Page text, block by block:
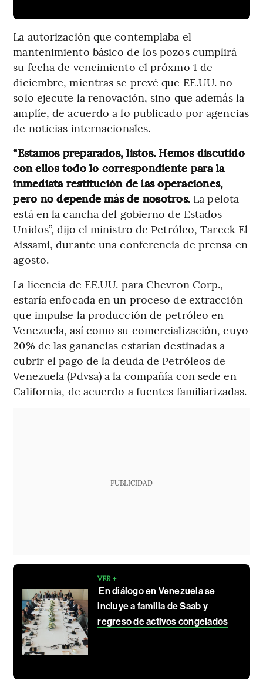
La autorización que contemplaba el
mantenimiento básico de los pozos cumplirá
su fecha de vencimiento el próxmo 1 de
diciembre, mientras se prevé que EE.UU. no
solo ejecute la renovación, sino que además la
amplíe, de acuerdo a lo publicado por agencias
de noticias internacionales.
“Estamos preparados, listos. Hemos discutido
con ellos todo lo correspondiente para la
inmediata restitución de las operaciones,
pero no depende más de nosotros. La pelota
está en la cancha del gobierno de Estados
Unidos”, dijo el ministro de Petróleo, Tareck El
Aissami, durante una conferencia de prensa en
agosto.
La licencia de EE.UU. para Chevron Corp.,
estaría enfocada en un proceso de extracción
que impulse la producción de petróleo en
Venezuela, así como su comercialización, cuyo
20% de las ganancias estarían destinadas a
cubrir el pago de la deuda de Petróleos de
Venezuela (Pdvsa) a la compañía con sede en
California, de acuerdo a fuentes familiarizadas.
PUBLICIDAD
VER +
En diálogo en Venezuela se
incluye a familia de Saab y
regreso de activos congelados